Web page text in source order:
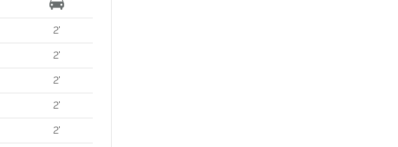
2'
2'
2'
2'
2'